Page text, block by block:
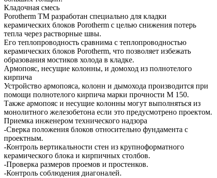
Кладочная смесь
Porotherm TM разработан специально для кладки
керамических блоков Porotherm с целью снижения потерь
тепла через растворные швы.
Его теплопроводность сравнима с теплопроводностью
керамических блоков Porotherm, что позволяет избежать
образования мостиков холода в кладке.
Армопояс, несущие колонны, и домоход из полнотелого
кирпича
Устройство армопояса, колонн и дымохода производится при
помощи полнотелого кирпича марки прочности М 150.
Также армопояс и несущие колонны могут выполняться из
монолитного железобетона если это предусмотрено проектом.
Приемка инженером технического надзора
-Сверка положения блоков относительно фундамента с
проектным.
-Контроль вертикальности стен из крупноформатного
керамического блока и кирпичных столбов.
-Проверка размеров проемов и простенков.
-Контроль соблюдения диагоналей.